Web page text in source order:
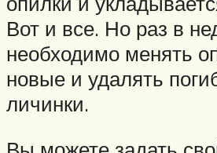
Вот и все. Но раз в
необходимо менять
новые и удалять
личинки.